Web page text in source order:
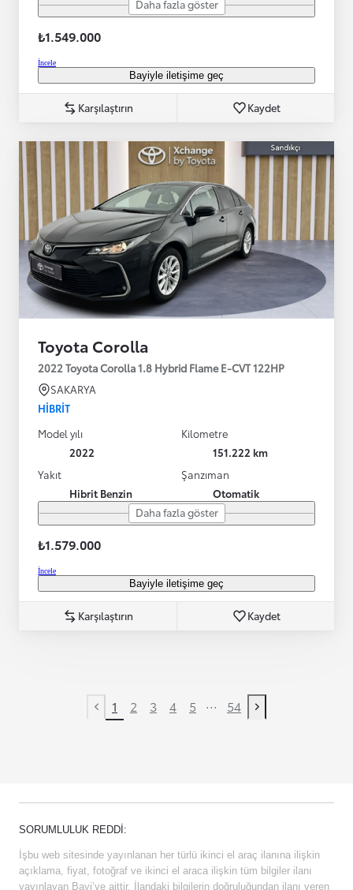
Daha fazla göster
₺1.549.000
İncele
Bayiyle iletişime geç
Karşılaştırın Kaydet
Toyota Corolla
2022 Toyota Corolla 1.8 Hybrid Flame E-CVT 122HP
SAKARYA
HIBRIT
Model yılı
2022
Kilometre
151.222 km
Yakıt
Hibrit Benzin
Şanzıman
Otomatik
Daha fazla göster
₺1.579.000
İncele
Bayiyle iletişime geç
Karşılaştırın Kaydet
Previous page
1 2 3 4 5 ... 54
Next page
SORUMLULUK REDDI:
İşbu web sitesinde yayınlanan her türlü ikinci el araç ilanına ilişkin
açıklama, fiyat, fotoğraf ve ikinci el araca ilişkin tüm bilgiler ilanı
yayınlayan Bayi’ye aittir. İlandaki bilgilerin doğruluğundan ilanı veren